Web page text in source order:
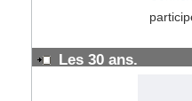
Les 30 ans.